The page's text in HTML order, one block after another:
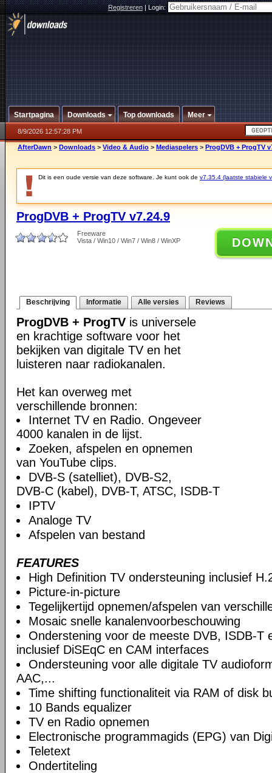
Registreren|Login:
Startpagina Downloads Top downloads Meer
8/9/2026 12:57:28 PM
AfterDawn > Downloads > Video & Audio > Mediaspelers > ProgDVB + ProgTV
Dit is een oude versie van deze software. Je kunt ook de v7.35.4 (laatste stabiele
ProgDVB + ProgTV v7.24.9
Freeware
Vista / Win10 / Win7 / Win8 / WinXP
Beschrijving Informatie Alle versies Reviews
ProgDVB + ProgTV is universele
en krachtige software voor het
bekijken van digitale TV en het
luisteren naar radiokanalen.
Het kan overweg met
verschillende bronnen:
Internet TV en Radio. Ongeveer
4000 kanalen in de lijst.
Zoeken, afspelen en opnemen
van YouTube clips.
DVB-S (satelliet), DVB-S2,
DVB-C (kabel), DVB-T, ATSC, ISDB-T
IPTV
Analoge TV
Afspelen van bestand
FEATURES
High Definition TV ondersteuning inclusief
Picture-in-picture
Tegelijkertijd opnemen/afspelen van
Mosaic snelle kanalenvoorbeschouwing
Onderstening voor de meeste DVB, ISDB-T
inclusief DiSEqC en CAM interfaces
Ondersteuning voor alle digitale TV
AAC,...
Time shifting functionaliteit via RAM of disk
10 Bands equalizer
TV en Radio opnemen
Electronische programmagids (EPG) van
Teletext
Ondertiteling